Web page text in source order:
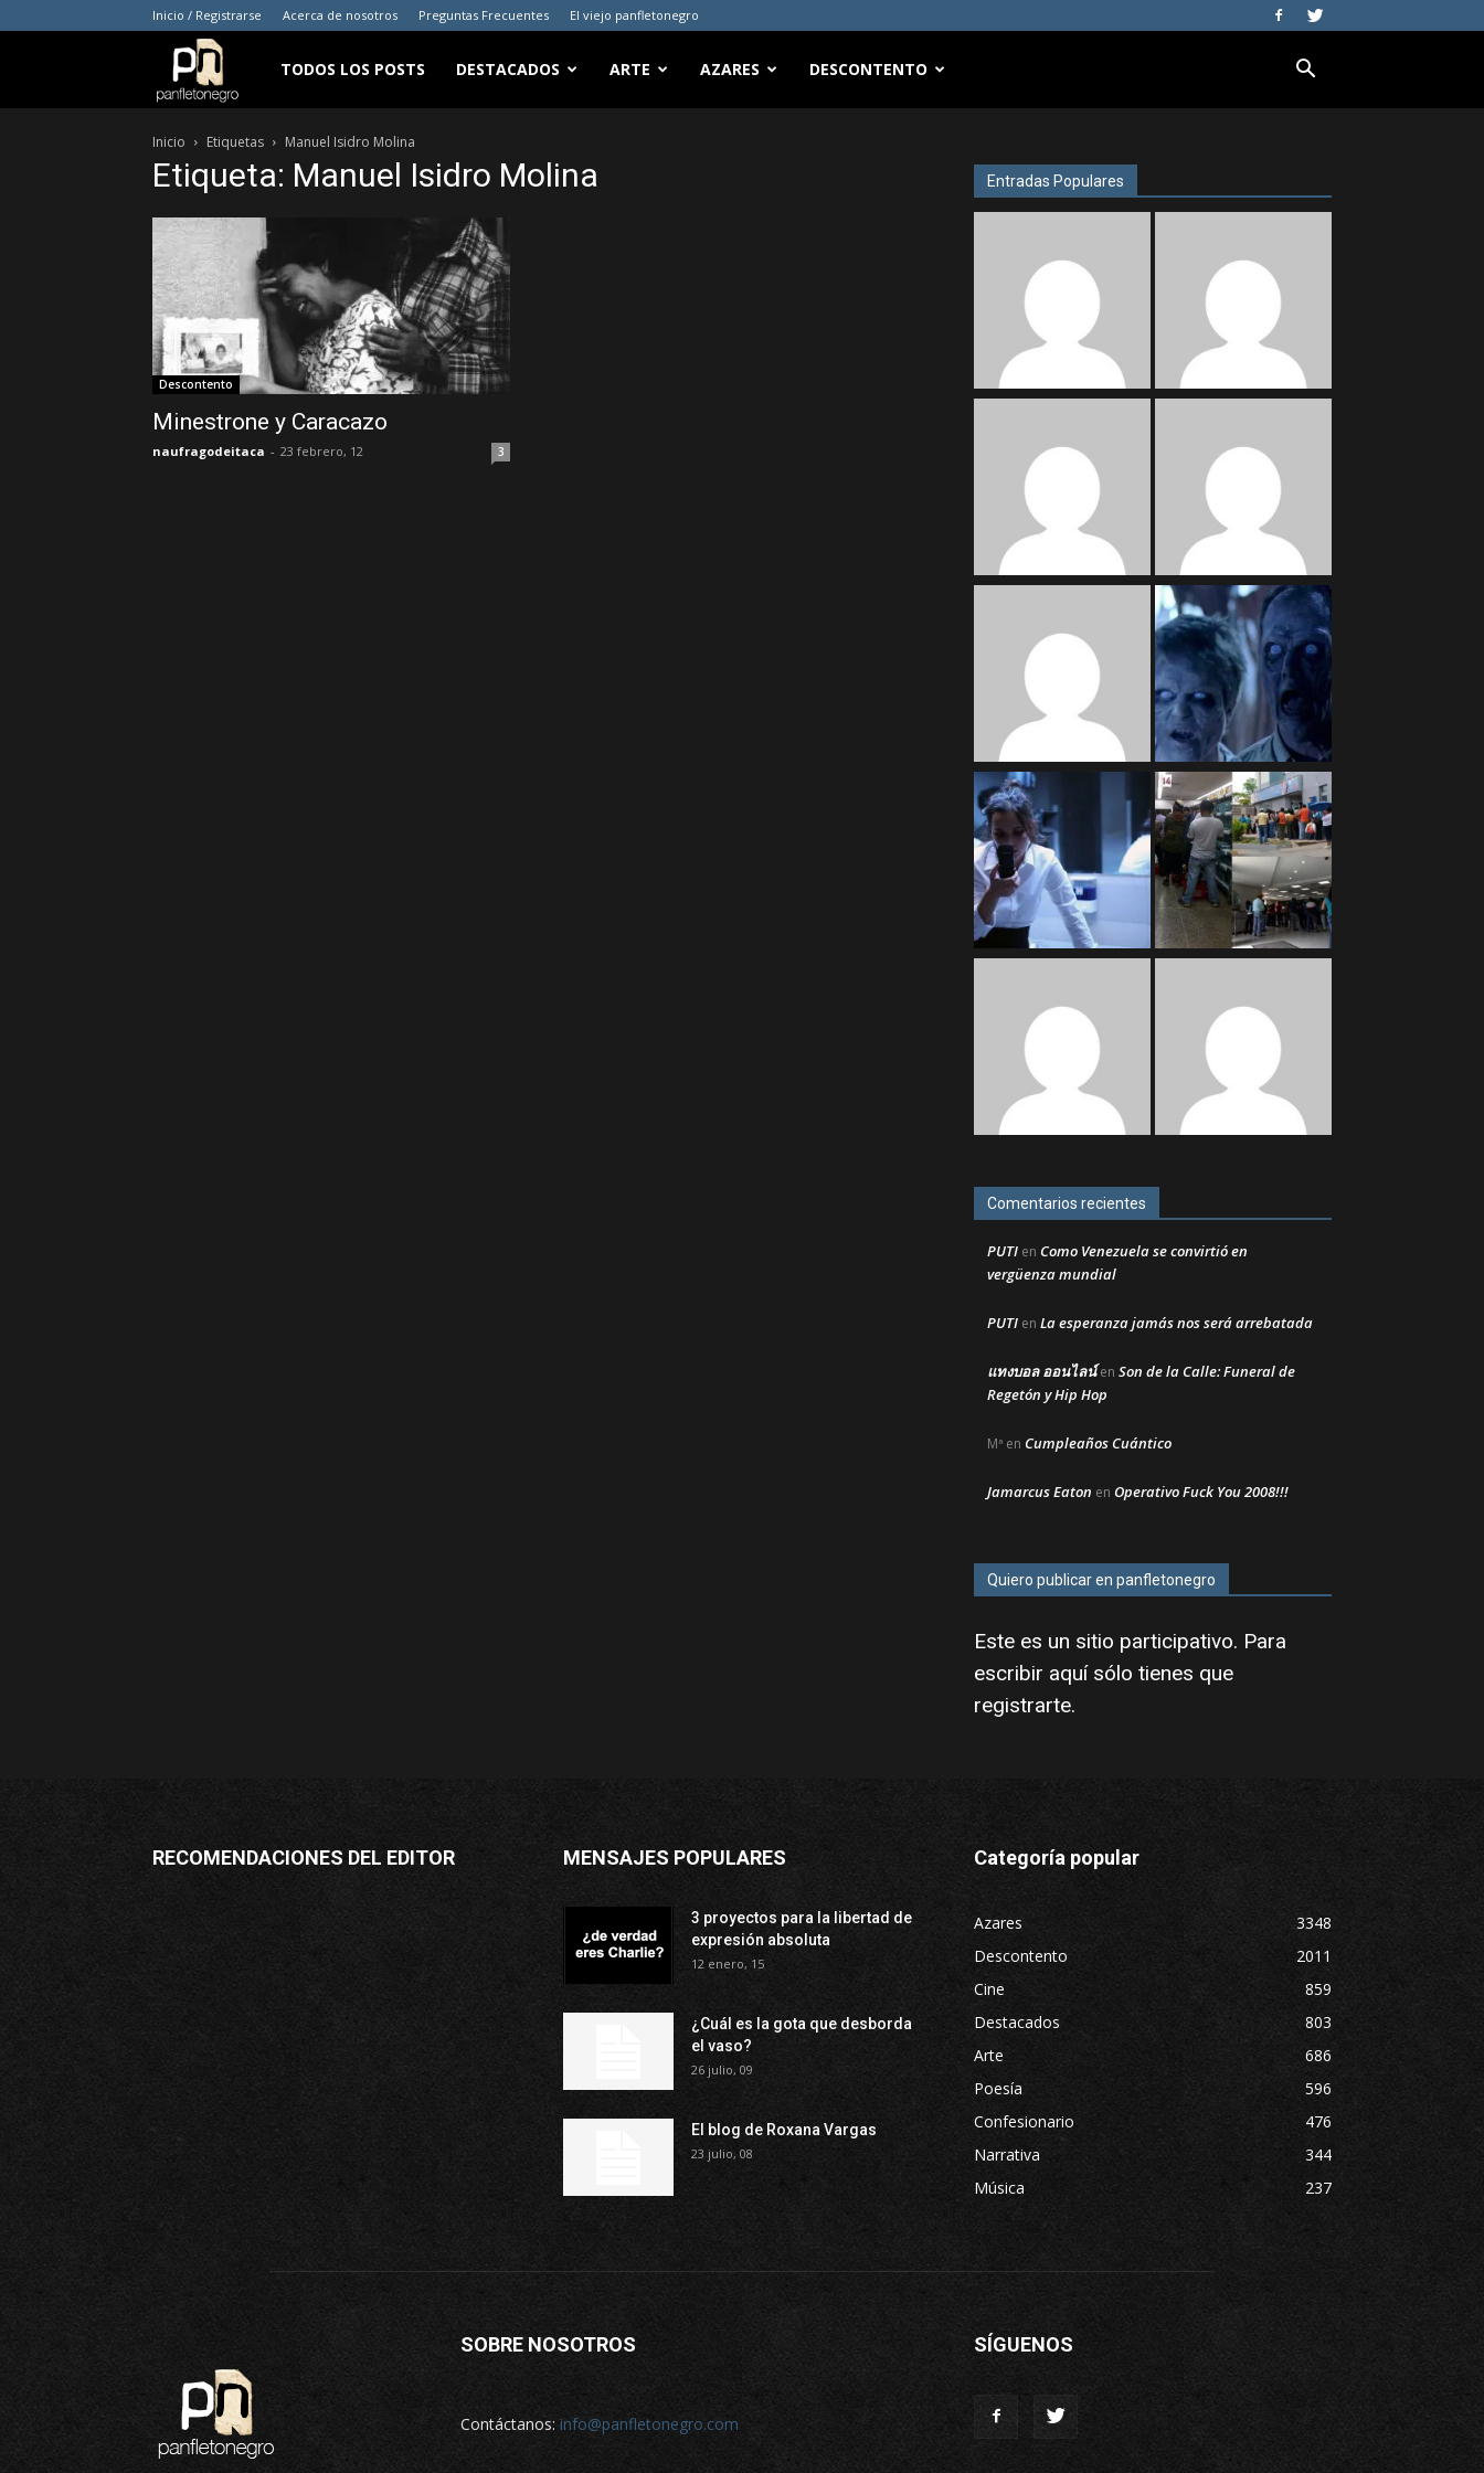
Inicio / Registrarse Acerca de nosotros Preguntas Frecuentes El viejo panfletonegro
panfletonegro
TODOS LOS POSTS DESTACADOS ARTE AZARES DESCONTENTO
Inicio Etiquetas Manuel Isidro Molina
Etiqueta: Manuel Isidro Molina
Descontento
Minestrone y Caracazo
naufragodeitaca - 23 febrero, 12 3
Entradas Populares
Comentarios recientes
PUTI en Como Venezuela se convirtió en
vergüenza mundial
PUTI en La esperanza jamás nos será arrebatada
แทงบอล ออนไลน์en Son de la Calle: Funeral de
Regetón y Hip Hop
Mª en Cumpleaños Cuántico
Jamarcus Eaton en Operativo Fuck You 2008!!!
Quiero publicar en panfletonegro
Este es un sitio participativo. Para
escribir aquí sólo tienes que
registrarte.
RECOMENDACIONES DEL EDITOR MENSAJES POPULARES
3 proyectos para la libertad de
expresión absoluta
12 enero, 15
¿Cuál es la gota que desborda
el vaso?
26 julio, 09
El blog de Roxana Vargas
23 julio, 08
Categoría popular
Azares
3348
Descontento
2011
Cine
859
Destacados
803
Arte
686
Poesía
596
Confesionario
476
Narrativa
344
Música
237
SOBRE NOSOTROS
Contáctanos: info@panfletonegro.com
SÍGUENOS